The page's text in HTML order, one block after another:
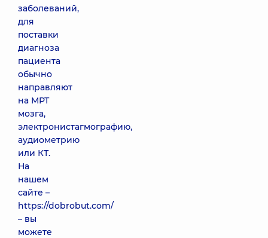
заболеваний,
для
поставки
диагноза
пациента
обычно
направляют
на МРТ
мозга,
электронистагмографию,
аудиометрию
или КТ.
На
нашем
сайте –
https://dobrobut.com/
– вы
можете